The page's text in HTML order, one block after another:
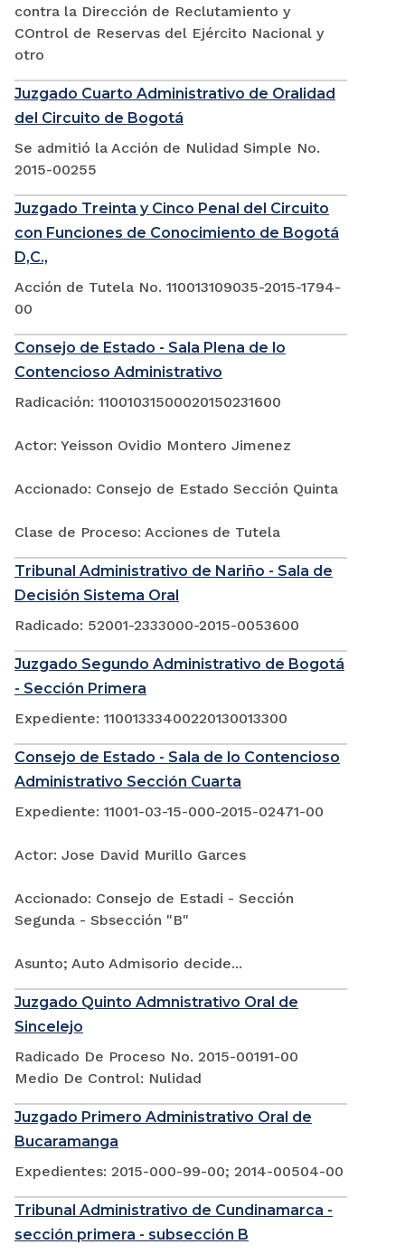
contra la Dirección de Reclutamiento y
COntrol de Reservas del Ejército Nacional y
otro
Juzgado Cuarto Administrativo de Oralidad
del Circuito de Bogotá
Se admitió la Acción de Nulidad Simple No.
2015-00255
Juzgado Treinta y Cinco Penal del Circuito
con Funciones de Conocimiento de Bogotá
D,C.,
Acción de Tutela No. 110013109035-2015-1794-
00
Consejo de Estado - Sala Plena de lo
Contencioso Administrativo
Radicación: 11001031500020150231600
Actor: Yeisson Ovidio Montero Jimenez
Accionado: Consejo de Estado Sección Quinta
Clase de Proceso: Acciones de Tutela
Tribunal Administrativo de Nariño - Sala de
Decisión Sistema Oral
Radicado: 52001-2333000-2015-0053600
Juzgado Segundo Administrativo de Bogotá
- Sección Primera
Expediente: 11001333400220130013300
Consejo de Estado - Sala de lo Contencioso
Administrativo Sección Cuarta
Expediente: 11001-03-15-000-2015-02471-00
Actor: Jose David Murillo Garces
Accionado: Consejo de Estadi - Sección
Segunda - Sbsección "B"
Asunto; Auto Admisorio decide...
Juzgado Quinto Admnistrativo Oral de
Sincelejo
Radicado De Proceso No. 2015-00191-00
Medio De Control: Nulidad
Juzgado Primero Administrativo Oral de
Bucaramanga
Expedientes: 2015-000-99-00; 2014-00504-00
Tribunal Administrativo de Cundinamarca -
sección primera - subsección B